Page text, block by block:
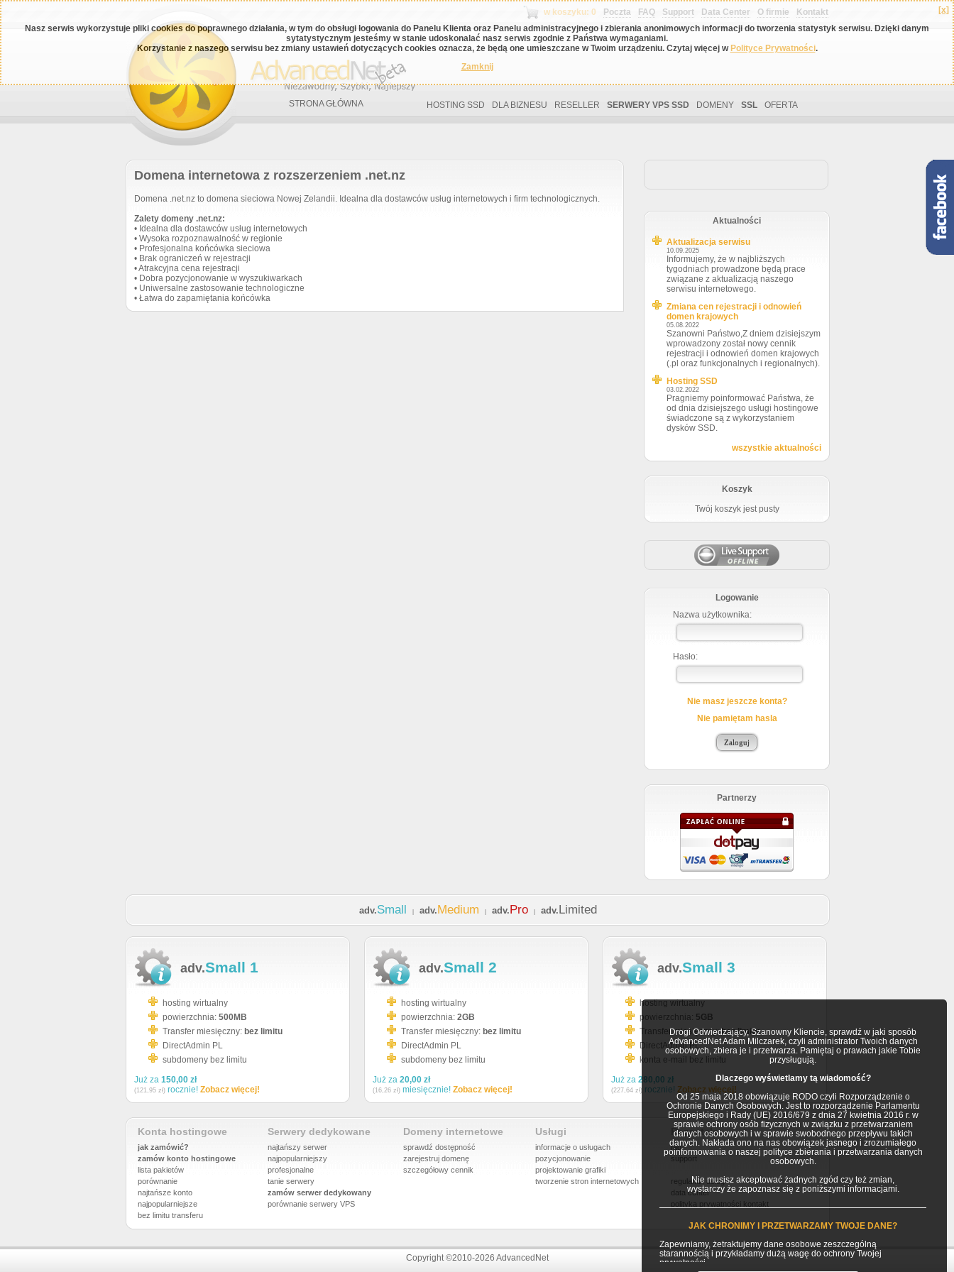
[x]
Nasz serwis wykorzystuje pliki cookies do poprawnego działania, w tym do obsługi logowania do Panelu Klienta oraz Panelu administracyjnego i zbierania anonimowych informacji do tworzenia statystyk serwisu. Dzięki danym
sytatystycznym jesteśmy w stanie udoskonalać nasz serwis zgodnie z Państwa wymaganiami.
Korzystanie z naszego serwisu bez zmiany ustawień dotyczących cookies oznacza, że będą one umieszczane w Twoim urządzeniu. Czytaj więcej w Polityce Prywatności.
Zamknij
Drogi Odwiedzający, Szanowny Kliencie, sprawdź w jaki sposób
AdvancedNet Adam Milczarek, czyli administrator Twoich danych
osobowych, zbiera je i przetwarza. Pamiętaj o prawach jakie Tobie
przysługują.
Dlaczego wyświetlamy tą wiadomość?
Od 25 maja 2018 obowiązuje RODO czyli Rozporządzenie o
Ochronie Danych Osobowych. Jest to rozporządzenie Parlamentu
Europejskiego i Rady (UE) 2016/679 z dnia 27 kwietnia 2016 r. w
sprawie ochrony osób fizycznych w związku z przetwarzaniem
danych osobowych i w sprawie swobodnego przepływu takich
danych. Nakłada ono na nas obowiązek jasnego i zrozumiałego
poinformowania o naszej polityce zbierania i przetwarzania danych
osobowych.
Nie musisz akceptować żadnych zgód czy też zmian,
wystarczy że zapoznasz się z poniższymi informacjami.
JAK CHRONIMY I PRZETWARZAMY TWOJE DANE?
Zapewniamy, żetraktujemy dane osobowe zeszczególną
starannością i przykładamy dużą wagę do ochrony Twojej
prywatności.
w koszyku: 0 Poczta FAQ Support Data Center O firmie Kontakt
STRONA GŁÓWNA HOSTING SSD DLA BIZNESU RESELLER SERWERY VPS SSD DOMENY SSL OFERTA
Aktualności
Aktualizacja serwisu
10.09.2025
Informujemy, że w najbliższych
tygodniach prowadzone będą prace
związane z aktualizacją naszego
serwisu internetowego.
Zmiana cen rejestracji i odnowień
domen krajowych
05.08.2022
Szanowni Państwo,Z dniem dzisiejszym
wprowadzony został nowy cennik
rejestracji i odnowień domen krajowych
(.pl oraz funkcjonalnych i regionalnych).
Hosting SSD
03.02.2022
Pragniemy poinformować Państwa, że
od dnia dzisiejszego usługi hostingowe
świadczone są z wykorzystaniem
dysków SSD.
wszystkie aktualności
Koszyk
Twój koszyk jest pusty
Logowanie
Nazwa użytkownika:
Hasło:
Nie masz jeszcze konta?
Nie pamiętam hasla
Partnerzy
Domena internetowa z rozszerzeniem .net.nz
Domena .net.nz to domena sieciowa Nowej Zelandii. Idealna dla dostawców usług internetowych i firm technologicznych.
Zalety domeny .net.nz:
• Idealna dla dostawców usług internetowych
• Wysoka rozpoznawalność w regionie
• Profesjonalna końcówka sieciowa
• Brak ograniczeń w rejestracji
• Atrakcyjna cena rejestracji
• Dobra pozycjonowanie w wyszukiwarkach
• Uniwersalne zastosowanie technologiczne
• Łatwa do zapamiętania końcówka
adv.Small adv.Medium adv.Pro adv.Limited
adv.Small 1
hosting wirtualny
powierzchnia: 500MB
Transfer miesięczny: bez limitu
DirectAdmin PL
subdomeny bez limitu
Już za 150,00 zł
(121,95 zł) rocznie! Zobacz więcej!
adv.Small 2
hosting wirtualny
powierzchnia: 2GB
Transfer miesięczny: bez limitu
DirectAdmin PL
subdomeny bez limitu
Już za 20,00 zł
(16,26 zł) miesięcznie! Zobacz więcej!
adv.Small 3
hosting wirtualny
powierzchnia: 5GB
Transfer miesięczny:bez limitu
DirectAdmin PL
konta e-mail bez limitu
Już za 280,00 zł
(227,64 zł) rocznie! Zobacz więcej!
Konta hostingowe
jak zamówić?
zamów konto hostingowe
lista pakietów
porównanie
najtańsze konto
najpopularniejsze
bez limitu transferu
Serwery dedykowane
najtańszy serwer
najpopularniejszy
profesjonalne
tanie serwery
zamów serwer dedykowany
porównanie serwery VPS
Domeny internetowe
sprawdź dostępność
zarejestruj domenę
szczegółowy cennik
Usługi
informacje o usługach
pozycjonowanie
projektowanie grafiki
tworzenie stron internetowych
Pozostałe
faq
support
regulamin usług
data center
polityka prywatności kontakt
Copyright ©2010-2026 AdvancedNet